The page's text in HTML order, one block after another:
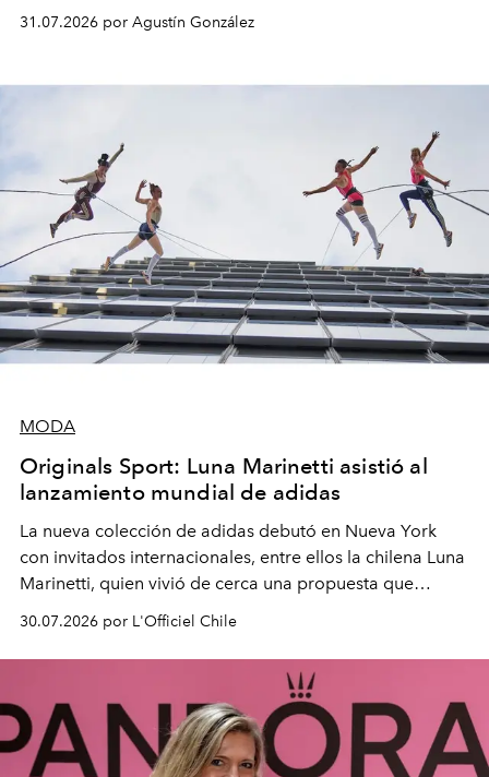
son algunos de los lugares que han albergado estas
miniobras. Sus puestas en escena son limpias; ponen el
31.07.2026 por Agustín González
MODA
Originals Sport: Luna Marinetti asistió al
lanzamiento mundial de adidas
La nueva colección de adidas debutó en Nueva York
con invitados internacionales, entre ellos la chilena Luna
Marinetti, quien vivió de cerca una propuesta que
fusiona moda y rendimiento.
30.07.2026 por L'Officiel Chile